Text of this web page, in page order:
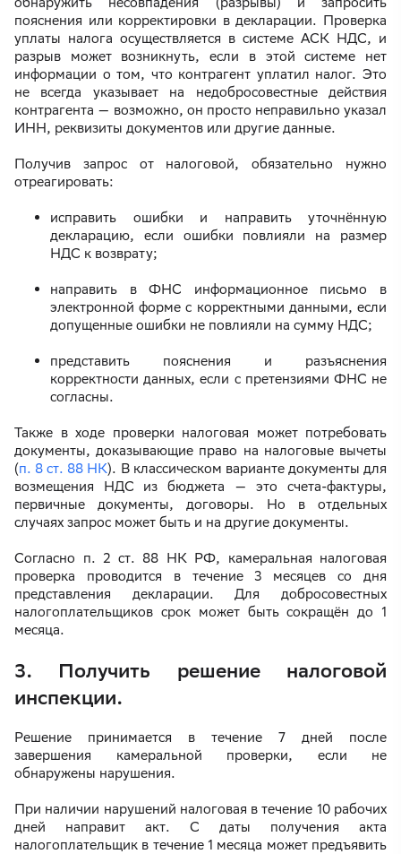
пояснения или корректировки в декларации. Проверка
уплаты налога осуществляется в системе АСК НДС, и
разрыв может возникнуть, если в этой системе нет
информации о том, что контрагент уплатил налог. Это
не всегда указывает на недобросовестные действия
контрагента — возможно, он просто неправильно указал
ИНН, реквизиты документов или другие данные.
Получив запрос от налоговой, обязательно нужно
отреагировать:
исправить ошибки и направить уточнённую
декларацию, если ошибки повлияли на размер
НДС к возврату;
направить в ФНС информационное письмо в
электронной форме с корректными данными, если
допущенные ошибки не повлияли на сумму НДС;
представить пояснения и разъяснения
корректности данных, если с претензиями ФНС не
согласны.
Также в ходе проверки налоговая может потребовать
документы, доказывающие право на налоговые вычеты
(п. 8 ст. 88 НК). В классическом варианте документы для
возмещения НДС из бюджета — это счета-фактуры,
первичные документы, договоры. Но в отдельных
случаях запрос может быть и на другие документы.
Согласно п. 2 ст. 88 НК РФ, камеральная налоговая
проверка проводится в течение 3 месяцев со дня
представления декларации. Для добросовестных
налогоплательщиков срок может быть сокращён до 1
месяца.
3. Получить решение налоговой
инспекции.
Решение принимается в течение 7 дней после
завершения камеральной проверки, если не
обнаружены нарушения.
При наличии нарушений налоговая в течение 10 рабочих
дней направит акт. С даты получения акта
налогоплательщик в течение 1 месяца может предъявить